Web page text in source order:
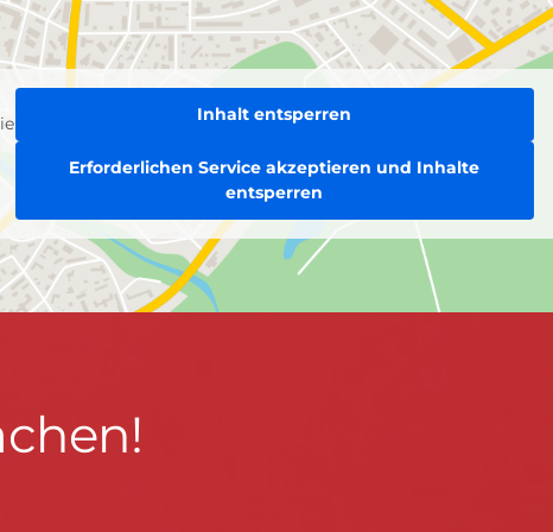
Inhalt entsperren
Erforderlichen Service akzeptieren und Inhalte
entsperren